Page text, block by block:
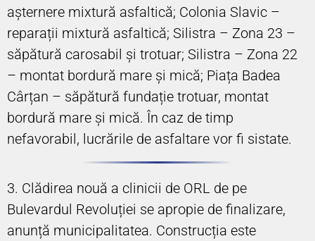
așternere mixtură asfaltică; Colonia Slavic –
reparații mixtură asfaltică; Silistra – Zona 23 –
săpătură carosabil și trotuar; Silistra – Zona 22
– montat bordură mare și mică; Piața Badea
Cârțan – săpătură fundație trotuar, montat
bordură mare și mică. În caz de timp
nefavorabil, lucrările de asfaltare vor fi sistate.
3. Clădirea nouă a clinicii de ORL de pe
Bulevardul Revoluției se apropie de finalizare,
anunță municipalitatea. Construcția este